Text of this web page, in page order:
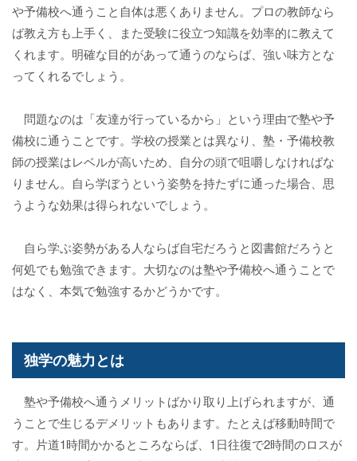
や予備校へ通うこと自体は悪くありません。プロの教師なら
ば教え方も上手く、また受験に役立つ知識を効率的に教えて
くれます。明確な目的があって通うのならば、強い味方とな
ってくれるでしょう。
問題なのは「友達が行っているから」という理由で塾や予
備校に通うことです。学校の授業とは異なり、塾・予備校教
師の授業はレベルが高いため、自分の頭で咀嚼しなければな
りません。自ら学ぼうという姿勢を持たずに通った場合、思
うような効果は得られないでしょう。
自ら学ぶ姿勢がある人ならば自宅だろうと図書館だろうと
何処でも勉強できます。大切なのは塾や予備校へ通うことで
はなく、本気で勉強するかどうかです。
独学の魅力とは
塾や予備校へ通うメリットばかり取り上げられますが、通
うことで生じるデメリットもあります。たとえば移動時間で
す。片道1時間かかるところならば、1日往復で2時間のロスが